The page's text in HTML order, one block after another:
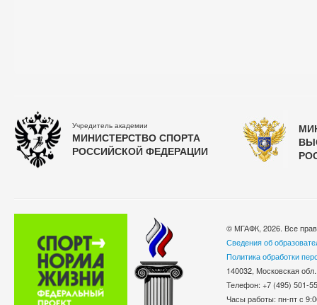
Учредитель академии
МИНИСТЕРСТВО СПОРТА
РОССИЙСКОЙ ФЕДЕРАЦИИ
© МГАФК, 2026. Все
Сведения об
Политика обработки
140032, Московская
Телефон: +7 (495)
Часы работы: пн-пт с